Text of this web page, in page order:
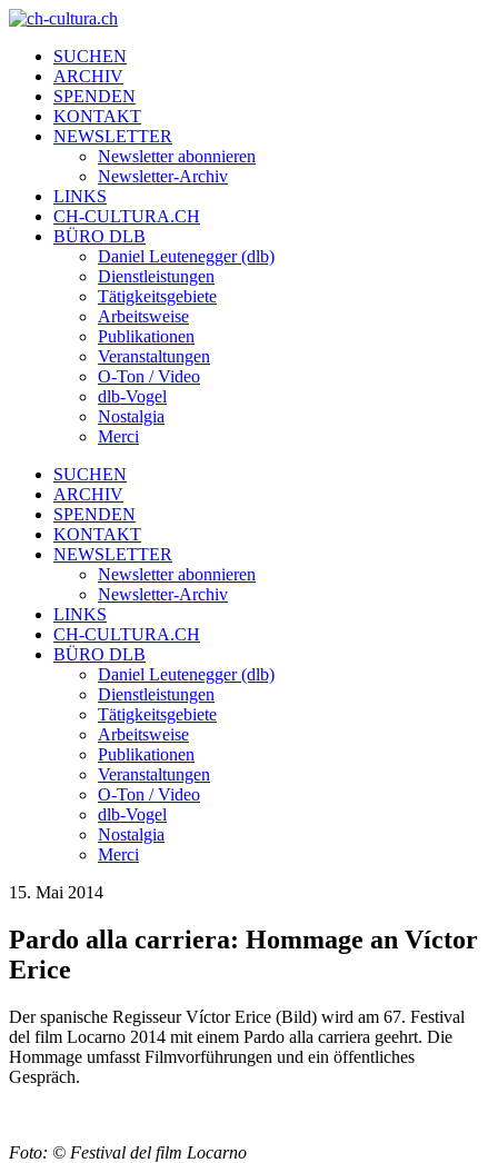
SUCHEN
ARCHIV
SPENDEN
KONTAKT
NEWSLETTER
Newsletter abonnieren
Newsletter-Archiv
LINKS
CH-CULTURA.CH
BÜRO DLB
Daniel Leutenegger (dlb)
Dienstleistungen
Tätigkeitsgebiete
Arbeitsweise
Publikationen
Veranstaltungen
O-Ton / Video
dlb-Vogel
Nostalgia
Merci
SUCHEN
ARCHIV
SPENDEN
KONTAKT
NEWSLETTER
Newsletter abonnieren
Newsletter-Archiv
LINKS
CH-CULTURA.CH
BÜRO DLB
Daniel Leutenegger (dlb)
Dienstleistungen
Tätigkeitsgebiete
Arbeitsweise
Publikationen
Veranstaltungen
O-Ton / Video
dlb-Vogel
Nostalgia
Merci
15. Mai 2014
Pardo alla carriera: Hommage an Víctor
Erice
Der spanische Regisseur Víctor Erice (Bild) wird am 67. Festival
del film Locarno 2014 mit einem Pardo alla carriera geehrt. Die
Hommage umfasst Filmvorführungen und ein öffentliches
Gespräch.
Foto: © Festival del film Locarno